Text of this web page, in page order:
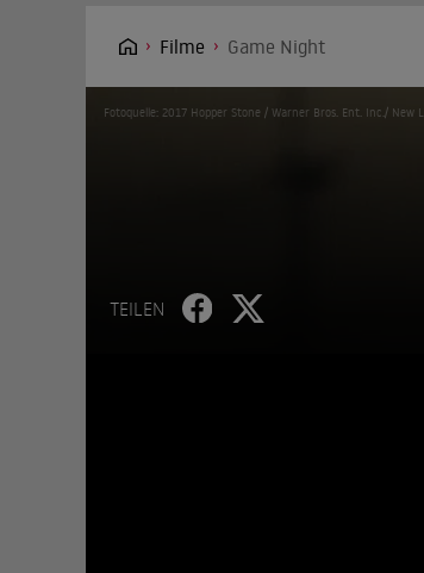
Filme Game Night
Fotoquelle: 2017 Hopper Stone / Warner Bros. Ent. Inc./ New
TEILEN